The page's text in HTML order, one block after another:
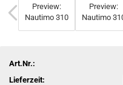
Art.Nr.:
Lieferzeit: